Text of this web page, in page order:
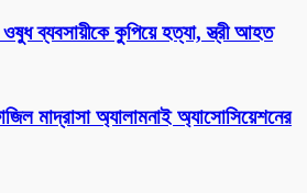
ব্যবসায়ীকে কুপিয়ে হত্যা, স্ত্রী আহত
মাদ্রাসা অ্যালামনাই অ্যাসোসিয়েশনের